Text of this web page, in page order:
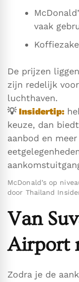
vaak
De prijzen
zijn redelijk
luchthaven.
💡Insidertip:
keuze, dan
aanbod en
McDonald’s op
door Thailand
Van
Airport
Zodra je de